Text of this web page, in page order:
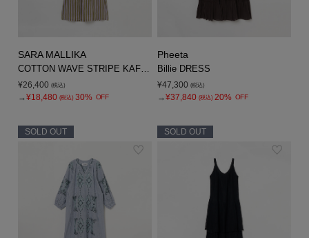
SARA MALLIKA
COTTON WAVE STRIPE KAFTAN
¥26,400 (税込)
→¥18,480 (税込) 30% OFF
Pheeta
Billie DRESS
¥47,300 (税込)
→¥37,840 (税込) 20% OFF
SOLD OUT SOLD OUT